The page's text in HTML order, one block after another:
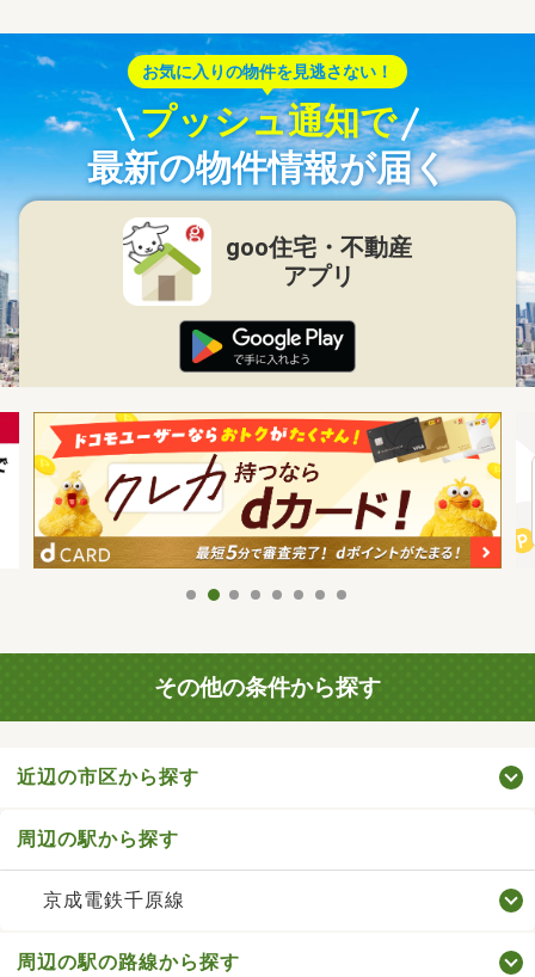
お気に入りの物件を見逃さない！
プッシュ通知で
最新の物件情報が届く
goo住宅・不動産
アプリ
その他の条件から探す
近辺の市区から探す
周辺の駅から探す
京成電鉄千原線
周辺の駅の路線から探す